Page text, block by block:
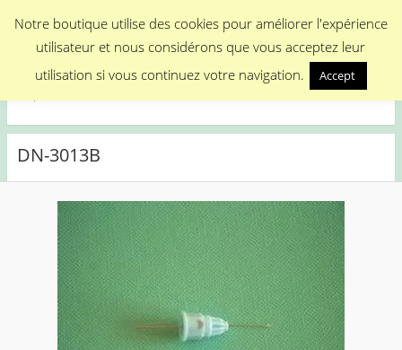
Menu
Medical Promotion
DN-3013B
Notre boutique utilise des cookies pour améliorer l'expérience
utilisateur et nous considérons que vous acceptez leur
utilisation si vous continuez votre navigation.
Accept